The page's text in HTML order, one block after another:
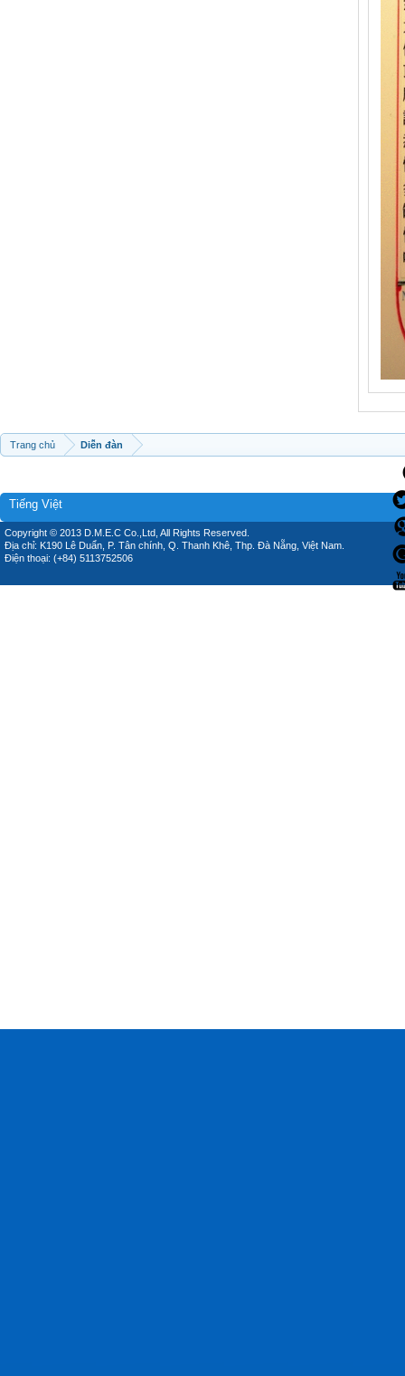
Trang chủ Diễn đàn
Tiếng Việt
Copyright © 2013 D.M.E.C Co.,Ltd, All Rights Reserved.
Địa chỉ: K190 Lê Duẩn, P. Tân chính, Q. Thanh Khê, Thp. Đà Nẵng, Việt Nam.
Điện thoại: (+84) 5113752506